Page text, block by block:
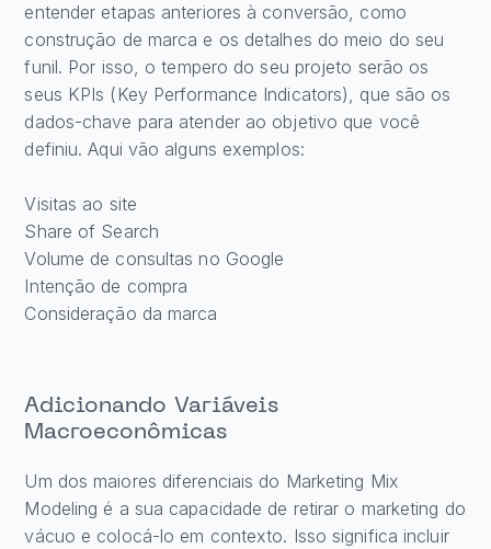
entender etapas anteriores à conversão, como
construção de marca e os detalhes do meio do seu
funil. Por isso, o tempero do seu projeto serão os
seus KPIs (Key Performance Indicators), que são os
dados-chave para atender ao objetivo que você
definiu. Aqui vão alguns exemplos:
Visitas ao site
Share of Search
Volume de consultas no Google
Intenção de compra
Consideração da marca
Adicionando Variáveis
Macroeconômicas
Um dos maiores diferenciais do Marketing Mix
Modeling é a sua capacidade de retirar o marketing do
vácuo e colocá-lo em contexto. Isso significa incluir